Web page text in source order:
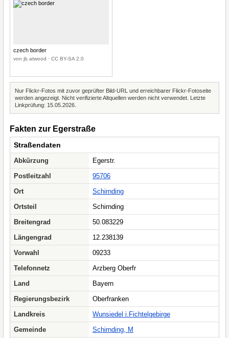
czech border
von jb.atwood · CC BY-SA 2.0
Nur Flickr-Fotos mit zuvor geprüfter Bild-URL und erreichbarer Flickr-Fotoseite
werden angezeigt. Nicht verifizierte Altquellen werden nicht verwendet. Letzte
Linkprüfung: 15.05.2026.
Fakten zur Egerstraße
Straßendaten
Abkürzung
Egerstr.
Postleitzahl
95706
Ort
Schirnding
Ortsteil
Schirnding
Breitengrad
50.083229
Längengrad
12.238139
Vorwahl
09233
Telefonnetz
Arzberg Oberfr
Land
Bayern
Regierungsbezirk
Oberfranken
Landkreis
Wunsiedel i.Fichtelgebirge
Gemeinde
Schirnding, M